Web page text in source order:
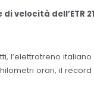
velocità dell’ETR
l’elettrotreno italiano
orari, il